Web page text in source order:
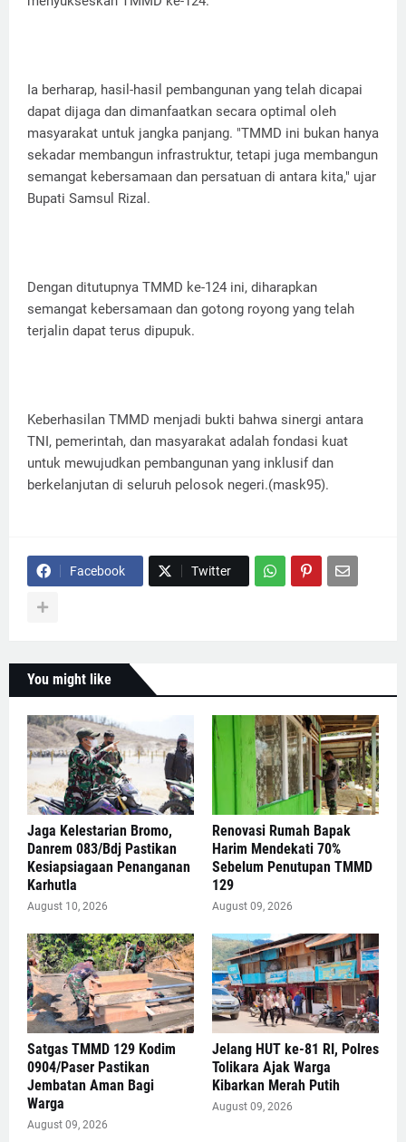
Ia berharap, hasil-hasil pembangunan yang telah dicapai
dapat dijaga dan dimanfaatkan secara optimal oleh
masyarakat untuk jangka panjang. "TMMD ini bukan hanya
sekadar membangun infrastruktur, tetapi juga membangun
semangat kebersamaan dan persatuan di antara kita," ujar
Bupati Samsul Rizal.
Dengan ditutupnya TMMD ke-124 ini, diharapkan
semangat kebersamaan dan gotong royong yang telah
terjalin dapat terus dipupuk.
Keberhasilan TMMD menjadi bukti bahwa sinergi antara
TNI, pemerintah, dan masyarakat adalah fondasi kuat
untuk mewujudkan pembangunan yang inklusif dan
berkelanjutan di seluruh pelosok negeri.(mask95).
Facebook Twitter
You might like
Jaga Kelestarian Bromo,
Danrem 083/Bdj Pastikan
Kesiapsiagaan Penanganan
Karhutla
August 10, 2026
Renovasi Rumah Bapak
Harim Mendekati 70%
Sebelum Penutupan TMMD
129
August 09, 2026
Satgas TMMD 129 Kodim
0904/Paser Pastikan
Jembatan Aman Bagi
Warga
August 09, 2026
Jelang HUT ke-81 RI, Polres
Tolikara Ajak Warga
Kibarkan Merah Putih
August 09, 2026